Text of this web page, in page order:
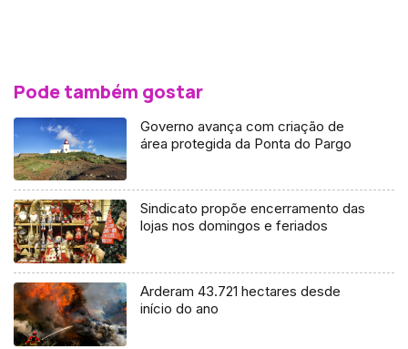
Pode também gostar
Governo avança com criação de
área protegida da Ponta do Pargo
Sindicato propõe encerramento das
lojas nos domingos e feriados
Arderam 43.721 hectares desde
início do ano